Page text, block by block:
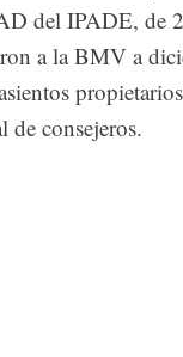
del IPADE, de
a la BMV a
de consejeros.